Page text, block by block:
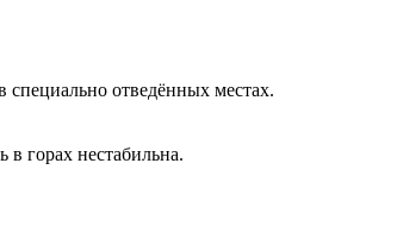
специально отведённых местах.
горах нестабильна.